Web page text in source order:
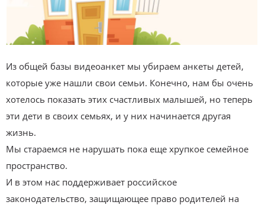
Из общей базы видеоанкет мы убираем анкеты детей,
которые уже нашли свои семьи. Конечно, нам бы очень
хотелось показать этих счастливых малышей, но теперь
эти дети в своих семьях, и у них начинается другая
жизнь.
Мы стараемся не нарушать пока еще хрупкое семейное
пространство.
И в этом нас поддерживает российское
законодательство, защищающее право родителей на